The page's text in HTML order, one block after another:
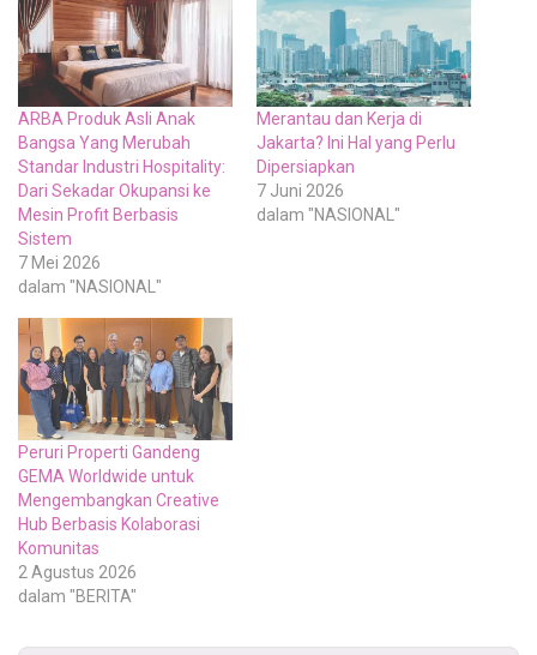
ARBA Produk Asli Anak
Bangsa Yang Merubah
Standar Industri Hospitality:
Dari Sekadar Okupansi ke
Mesin Profit Berbasis
Sistem
7 Mei 2026
dalam "NASIONAL"
Merantau dan Kerja di
Jakarta? Ini Hal yang Perlu
Dipersiapkan
7 Juni 2026
dalam "NASIONAL"
Peruri Properti Gandeng
GEMA Worldwide untuk
Mengembangkan Creative
Hub Berbasis Kolaborasi
Komunitas
2 Agustus 2026
dalam "BERITA"